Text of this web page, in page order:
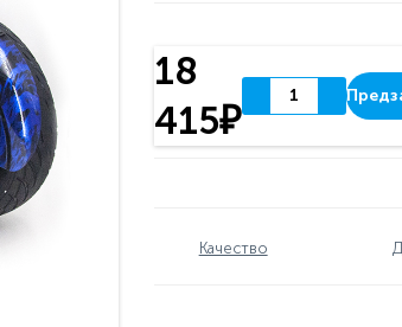
18
415₽
Качество